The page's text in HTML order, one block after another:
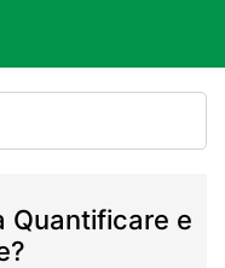
Quantificare e